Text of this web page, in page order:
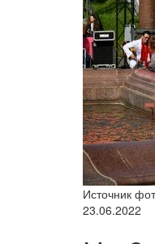
Источник
23.06.2022